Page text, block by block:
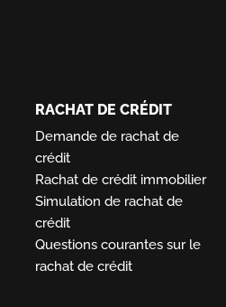
RACHAT DE CRÉDIT
Demande de rachat de
crédit
Rachat de crédit immobilier
Simulation de rachat de
crédit
Questions courantes sur le
rachat de crédit